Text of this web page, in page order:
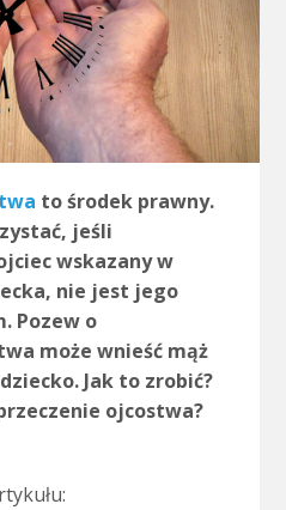
to środek prawny.
jeśli
wskazany w
nie jest jego
Pozew o
może wnieść mąż
Jak to zrobić?
ojcostwa?